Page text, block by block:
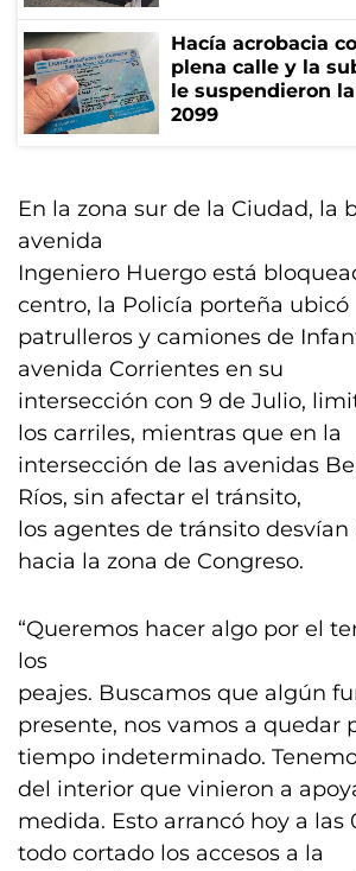
Hacía acrobacia
plena calle y la
le suspendieron
2099
En la zona sur de la Ciudad, la
avenida
Ingeniero Huergo está
centro, la Policía porteña ubicó
patrulleros y camiones de
avenida Corrientes en su
intersección con 9 de Julio,
los carriles, mientras que en la
intersección de las avenidas
Ríos, sin afectar el tránsito,
los agentes de tránsito
hacia la zona de Congreso.
“Queremos hacer algo por el
los
peajes. Buscamos que algún
presente, nos vamos a quedar
tiempo indeterminado.
del interior que vinieron a
medida. Esto arrancó hoy a las
todo cortado los accesos a la